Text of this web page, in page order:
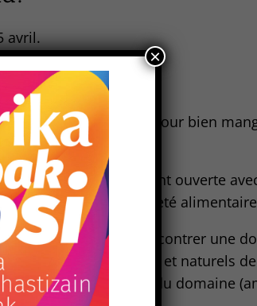
avril.
toute la journée pour bien
maison et bio.
Kaxilda sera également ouverte
critique, la souveraineté alimentaire
18h :l’occasion de rencontrer une
près de 100 vins bio et naturels
directement au prix du domaine
×